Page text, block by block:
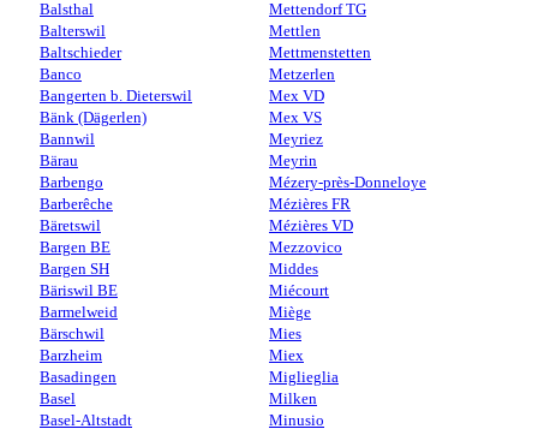
Balsthal
Balterswil
Baltschieder
Banco
Bangerten b. Dieterswil
Bänk (Dägerlen)
Bannwil
Bärau
Barbengo
Barberêche
Bäretswil
Bargen BE
Bargen SH
Bäriswil BE
Barmelweid
Bärschwil
Barzheim
Basadingen
Basel
Basel-Altstadt
Mettendorf TG
Mettlen
Mettmenstetten
Metzerlen
Mex VD
Mex VS
Meyriez
Meyrin
Mézery-près-Donneloye
Mézières FR
Mézières VD
Mezzovico
Middes
Miécourt
Miège
Mies
Miex
Miglieglia
Milken
Minusio